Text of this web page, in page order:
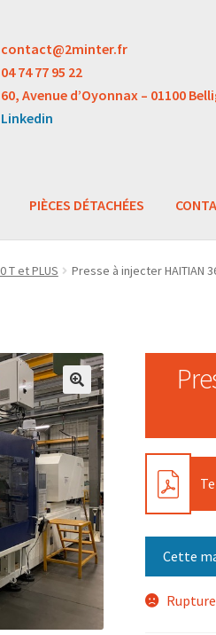
contact@2minter.fr
04 74 77 95 22
60, Avenue d’Oyonnax – 01100
Linkedin
PIÈCES DÉTACHÉES
T et PLUS Presse à injecter HAITIAN
PDF
Cette